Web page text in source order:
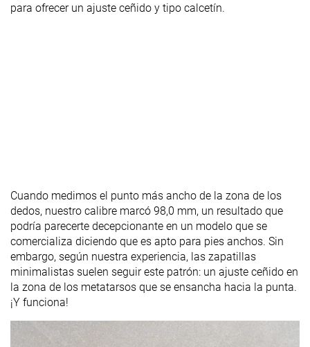
para ofrecer un ajuste ceñido y tipo calcetín.
Cuando medimos el punto más ancho de la zona de los
dedos, nuestro calibre marcó 98,0 mm, un resultado que
podría parecerte decepcionante en un modelo que se
comercializa diciendo que es apto para pies anchos. Sin
embargo, según nuestra experiencia, las zapatillas
minimalistas suelen seguir este patrón: un ajuste ceñido en
la zona de los metatarsos que se ensancha hacia la punta.
¡Y funciona!